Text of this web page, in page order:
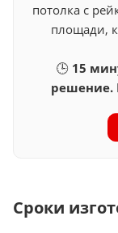
потолка с
площади,
🕒 15
решение.
Сроки